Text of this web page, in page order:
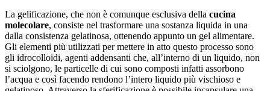
La gelificazione, che non è comunque esclusiva della cucina
molecolare, consiste nel trasformare una sostanza liquida in una
dalla consistenza gelatinosa, ottenendo appunto un gel alimentare.
Gli elementi più utilizzati per mettere in atto questo processo sono
gli idrocolloidi, agenti addensanti che, all’interno di un liquido, non
si sciolgono, le particelle di cui sono composti infatti assorbono
l’acqua e così facendo rendono l’intero liquido più vischioso e